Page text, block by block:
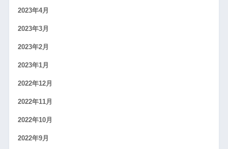
2023年4月
2023年3月
2023年2月
2023年1月
2022年12月
2022年11月
2022年10月
2022年9月